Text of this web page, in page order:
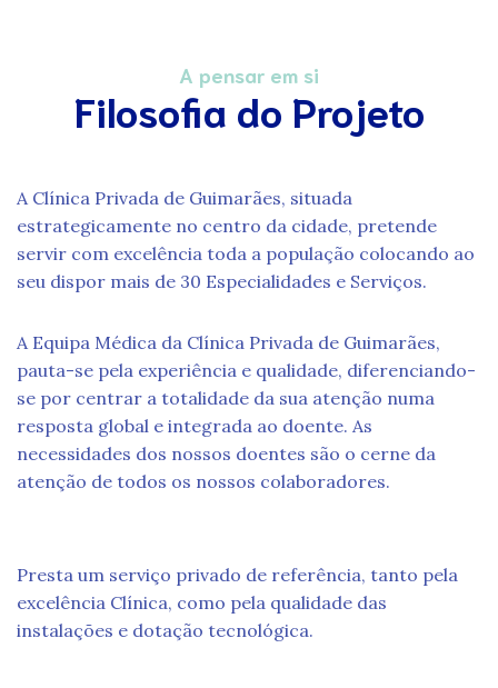
A pensar em si
Filosofia do Projeto
A Clínica Privada de Guimarães, situada
estrategicamente no centro da cidade, pretende
servir com excelência toda a população colocando ao
seu dispor mais de 30 Especialidades e Serviços.
A Equipa Médica da Clínica Privada de Guimarães,
pauta-se pela experiência e qualidade, diferenciando-
se por centrar a totalidade da sua atenção numa
resposta global e integrada ao doente. As
necessidades dos nossos doentes são o cerne da
atenção de todos os nossos colaboradores.
Presta um serviço privado de referência, tanto pela
excelência Clínica, como pela qualidade das
instalações e dotação tecnológica.